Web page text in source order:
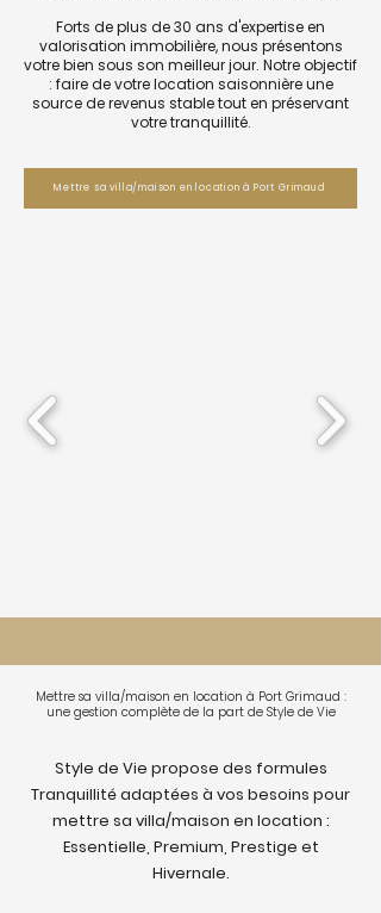
Forts de plus de 30 ans d'expertise en
valorisation immobilière, nous présentons
votre bien sous son meilleur jour. Notre objectif
: faire de votre location saisonnière une
source de revenus stable tout en préservant
votre tranquillité.
Mettre sa villa/maison en location à Port Grimaud
Mettre sa villa/maison en location à Port Grimaud :
une gestion complète de la part de Style de Vie
Style de Vie propose des formules
Tranquillité adaptées à vos besoins pour
mettre sa villa/maison en location :
Essentielle, Premium, Prestige et
Hivernale.